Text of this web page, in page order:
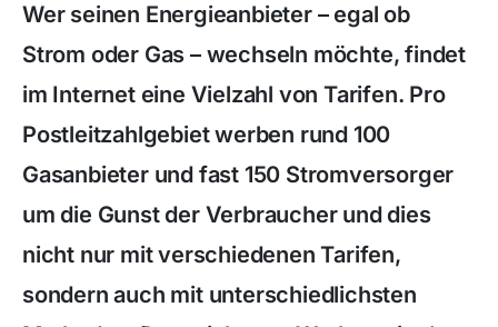
Wer seinen Energieanbieter – egal ob
Strom oder Gas – wechseln möchte, findet
im Internet eine Vielzahl von Tarifen. Pro
Postleitzahlgebiet werben rund 100
Gasanbieter und fast 150 Stromversorger
um die Gunst der Verbraucher und dies
nicht nur mit verschiedenen Tarifen,
sondern auch mit unterschiedlichsten